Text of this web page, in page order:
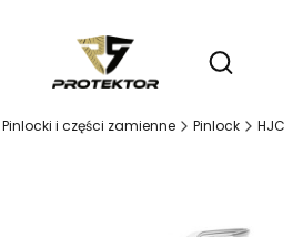
Otwórz
Pinlocki i części zamienne Pinlock HJC